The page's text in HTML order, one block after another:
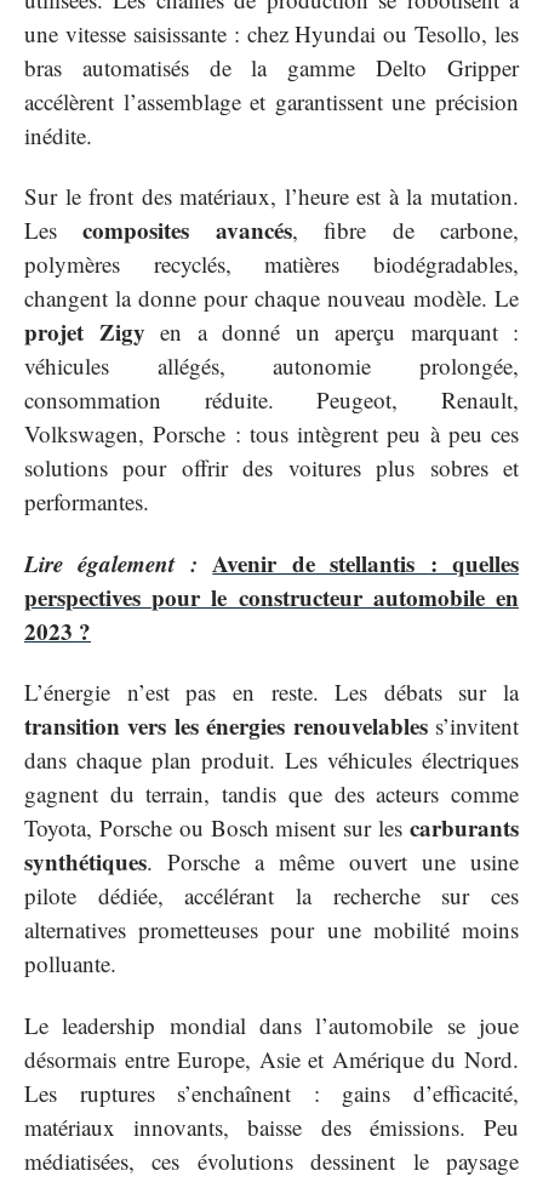
une vitesse saisissante : chez Hyundai ou Tesollo, les
bras automatisés de la gamme Delto Gripper
accélèrent l’assemblage et garantissent une précision
inédite.
Sur le front des matériaux, l’heure est à la mutation.
Lescomposites avancés, fibre de carbone,
polymères recyclés, matières biodégradables,
changent la donne pour chaque nouveau modèle. Le
projet Zigy en a donné un aperçu marquant :
véhicules allégés, autonomie prolongée,
consommation réduite. Peugeot, Renault,
Volkswagen, Porsche : tous intègrent peu à peu ces
solutions pour offrir des voitures plus sobres et
performantes.
Lire également : Avenir de stellantis : quelles
perspectives pour le constructeur automobile en
2023 ?
L’énergie n’est pas en reste. Les débats sur la
transition vers les énergies renouvelabless’invitent
dans chaque plan produit. Les véhicules électriques
gagnent du terrain, tandis que des acteurs comme
Toyota, Porsche ou Bosch misent sur les carburants
synthétiques. Porsche a même ouvert une usine
pilote dédiée, accélérant la recherche sur ces
alternatives prometteuses pour une mobilité moins
polluante.
Le leadership mondial dans l’automobile se joue
désormais entre Europe, Asie et Amérique du Nord.
Les ruptures s’enchaînent : gains d’efficacité,
matériaux innovants, baisse des émissions. Peu
médiatisées, ces évolutions dessinent le paysage